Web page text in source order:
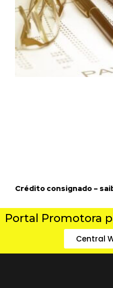
Crédito consignado –
Portal Promotora
Central